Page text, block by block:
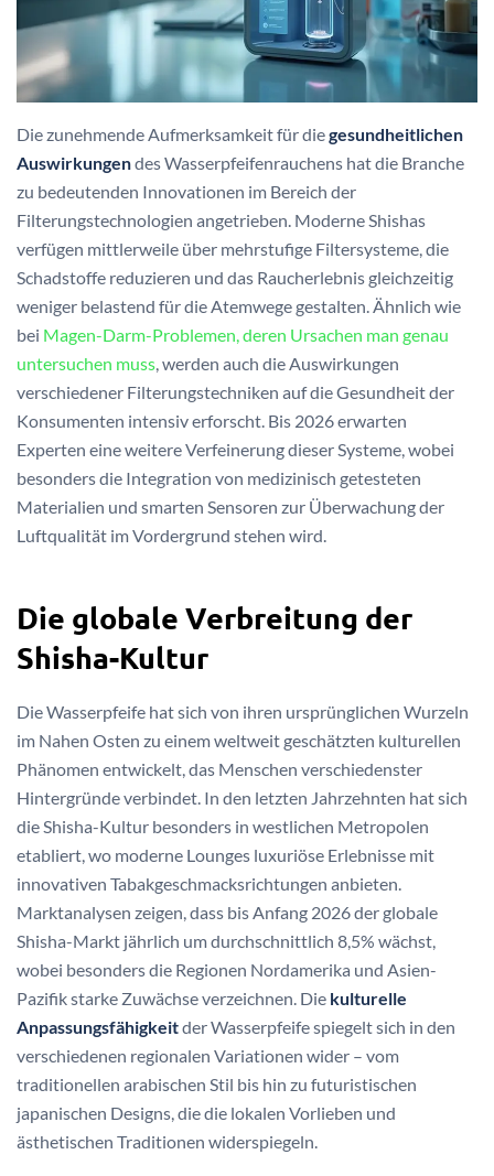
Die zunehmende Aufmerksamkeit für diegesundheitlichen
Auswirkungendes Wasserpfeifenrauchens hat die Branche
zu bedeutenden Innovationen im Bereich der
Filterungstechnologien angetrieben. Moderne Shishas
verfügen mittlerweile über mehrstufige Filtersysteme, die
Schadstoffe reduzieren und das Raucherlebnis gleichzeitig
weniger belastend für die Atemwege gestalten. Ähnlich wie
bei Magen-Darm-Problemen, deren Ursachen man genau
untersuchen muss , werden auch die Auswirkungen
verschiedener Filterungstechniken auf die Gesundheit der
Konsumenten intensiv erforscht. Bis 2026 erwarten
Experten eine weitere Verfeinerung dieser Systeme, wobei
besonders die Integration von medizinisch getesteten
Materialien und smarten Sensoren zur Überwachung der
Luftqualität im Vordergrund stehen wird.
Die globale Verbreitung der
Shisha-Kultur
Die Wasserpfeife hat sich von ihren ursprünglichen Wurzeln
im Nahen Osten zu einem weltweit geschätzten kulturellen
Phänomen entwickelt, das Menschen verschiedenster
Hintergründe verbindet. In den letzten Jahrzehnten hat sich
die Shisha-Kultur besonders in westlichen Metropolen
etabliert, wo moderne Lounges luxuriöse Erlebnisse mit
innovativen Tabakgeschmacksrichtungen anbieten.
Marktanalysen zeigen, dass bis Anfang 2026 der globale
Shisha-Markt jährlich um durchschnittlich 8,5% wächst,
wobei besonders die Regionen Nordamerika und Asien-
Pazifik starke Zuwächse verzeichnen. Die kulturelle
Anpassungsfähigkeitder Wasserpfeife spiegelt sich in den
verschiedenen regionalen Variationen wider – vom
traditionellen arabischen Stil bis hin zu futuristischen
japanischen Designs, die die lokalen Vorlieben und
ästhetischen Traditionen widerspiegeln.